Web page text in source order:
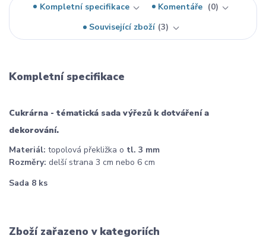
Kompletní specifikace Komentáře
0
Související zboží 3
Kompletní specifikace
Cukrárna - tématická sada výřezů k dotváření a
dekorování.
Materiál: topolová překližka o tl. 3 mm
Rozměry: delší strana 3 cm nebo 6 cm
Sada 8 ks
Zboží zařazeno v kategoriích